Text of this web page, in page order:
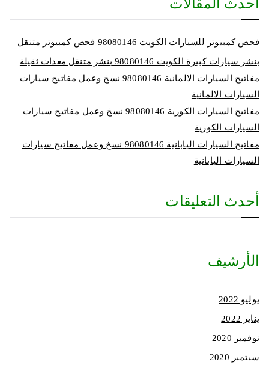
أحدث المقالات
فحص كمبيوتر للسيارات الكويت 98080146‬ فحص كمبيوتر متنقل
بنشر سيارات كبيرة الكويت 98080146‬ بنشر متنقل معدات ثقيلة
مفاتيح السيارات الالمانية 98080146‬ نسخ وعمل مفاتيح سيارات
السيارات الالمانية
مفاتيح السيارات الكورية 98080146‬ نسخ وعمل مفاتيح سيارات
السيارات الكورية
مفاتيح السيارات اليابانية 98080146‬ نسخ وعمل مفاتيح سيارات
السيارات اليابانية
أحدث التعليقات
الأرشيف
يوليو 2022
يناير 2022
نوفمبر 2020
سبتمبر 2020